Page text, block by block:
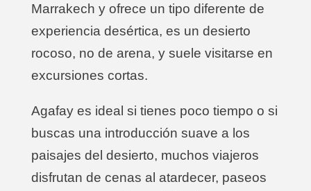
Marrakech y ofrece un tipo diferente de
experiencia desértica, es un desierto
rocoso, no de arena, y suele visitarse en
excursiones cortas.
Agafay es ideal si tienes poco tiempo o si
buscas una introducción suave a los
paisajes del desierto, muchos viajeros
disfrutan de cenas al atardecer, paseos